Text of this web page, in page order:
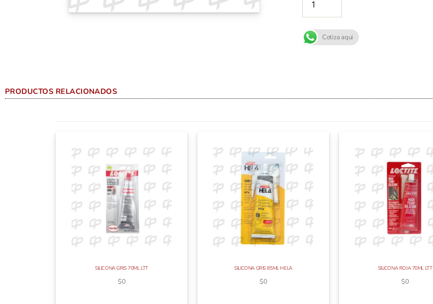
Cotiza aqui
PRODUCTOS RELACIONADOS
SILICONA GRIS 70ML LTT
$0
SILICONA GRIS 85ML HELA
$0
SILICONA ROJA 70ML LTT
$0